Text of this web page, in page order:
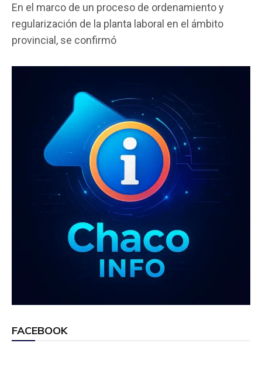
ce
b
o
tt
er
at
s
p
p
ail m
p
tir
En el marco de un proceso de ordenamiento y
regularización de la planta laboral en el ámbito
provincial, se confirmó
FACEBOOK